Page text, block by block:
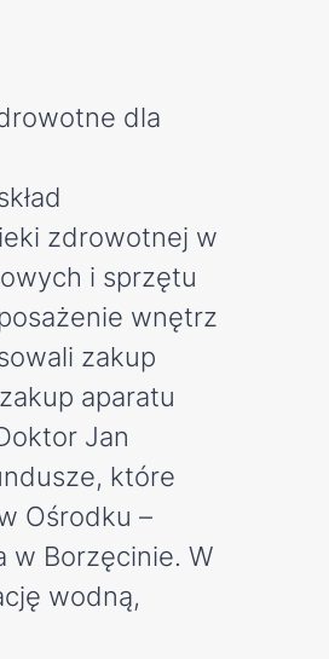
dla
zdrowotnej w
i sprzętu
wnętrz
zakup
aparatu
Jan
które
Ośrodku –
w Borzęcinie. W
wodną,